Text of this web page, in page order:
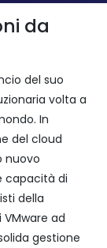
da
del suo
volta a
In
del cloud
nuovo
capacità di
della
ad
gestione